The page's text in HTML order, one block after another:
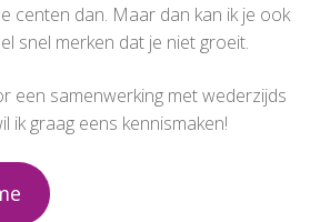
centen dan. Maar dan kan ik je ook
snel merken dat je niet groeit.
een samenwerking met wederzijds
ik graag eens kennismaken!